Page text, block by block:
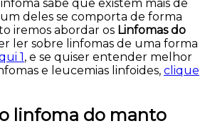
sabe que existem mais de
deles se comporta de forma
iremos abordar os Linfomas do
ler sobre linfomas de uma forma
1, e se quiser entender melhor
e leucemias linfoides, clique
linfoma do manto